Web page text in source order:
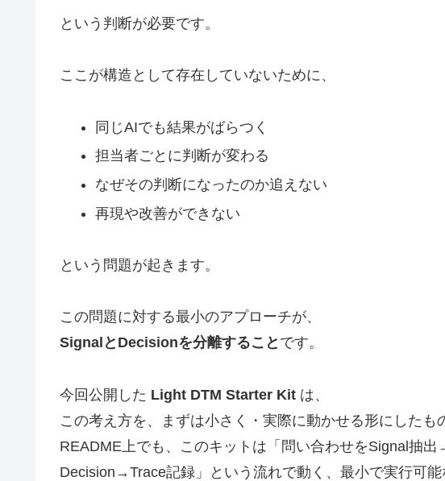
という判断が必要です。
ここが構造として存在していないために、
同じAIでも結果がばらつく
担当者ごとに判断が変わる
なぜその判断になったのか追えない
再現や改善ができない
という問題が起きます。
この問題に対する最小のアプローチが、
SignalとDecisionを分離すること です。
今回公開した Light DTM Starter Kit は、
この考え方を、まずは小さく・実際に動かせる形にしたも
README上でも、このキットは「問い合わせをSignal抽
Decision→Trace記録」という流れで動く、最小で実行可